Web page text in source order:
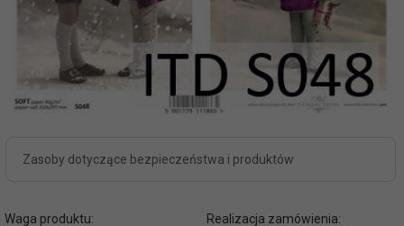
Zasoby dotyczące bezpieczeństwa i produktów
Waga produktu:
Realizacja zamówienia: